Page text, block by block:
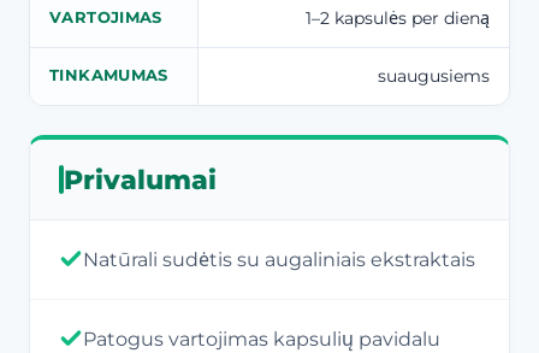
VARTOJIMAS 1–2 kapsulės per dieną
TINKAMUMAS suaugusiems
Privalumai
Natūrali sudėtis su augaliniais ekstraktais
Patogus vartojimas kapsulių pavidalu